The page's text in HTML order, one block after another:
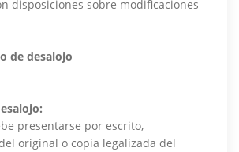
disposiciones sobre modificaciones
de desalojo
presentarse por escrito,
original o copia legalizada del